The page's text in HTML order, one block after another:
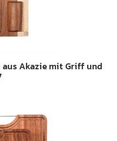
Akazie mit Griff und